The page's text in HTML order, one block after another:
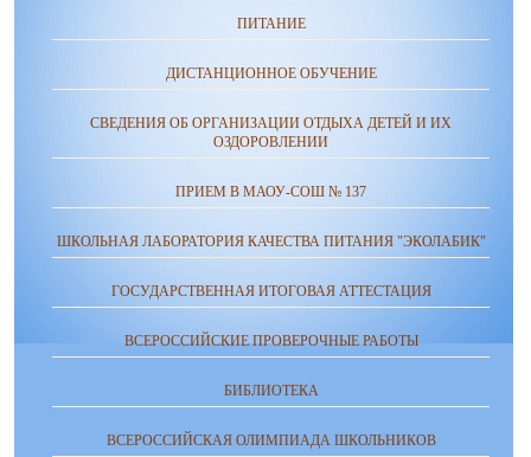
ПИТАНИЕ
ДИСТАНЦИОННОЕ ОБУЧЕНИЕ
СВЕДЕНИЯ ОБ ОРГАНИЗАЦИИ ОТДЫХА ДЕТЕЙ И ИХ
ОЗДОРОВЛЕНИИ
ПРИЕМ В МАОУ-СОШ № 137
ШКОЛЬНАЯ ЛАБОРАТОРИЯ КАЧЕСТВА ПИТАНИЯ "ЭКОЛАБИК"
ГОСУДАРСТВЕННАЯ ИТОГОВАЯ АТТЕСТАЦИЯ
ВСЕРОССИЙСКИЕ ПРОВЕРОЧНЫЕ РАБОТЫ
БИБЛИОТЕКА
ВСЕРОССИЙСКАЯ ОЛИМПИАДА ШКОЛЬНИКОВ